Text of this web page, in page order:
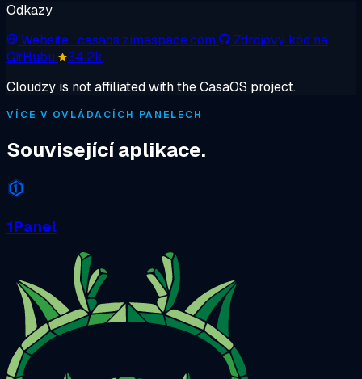
Odkazy
Website· casaos.zimaspace.com
Zdrojový kód na
GitHubu
34.2k
Cloudzy is not affiliated with the CasaOS project.
VÍCE V OVLÁDACÍCH PANELECH
Související aplikace.
1Panel